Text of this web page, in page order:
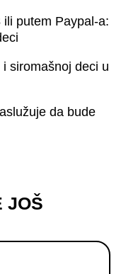
putem Paypal-a:
siromašnoj deci u
da bude
JOŠ